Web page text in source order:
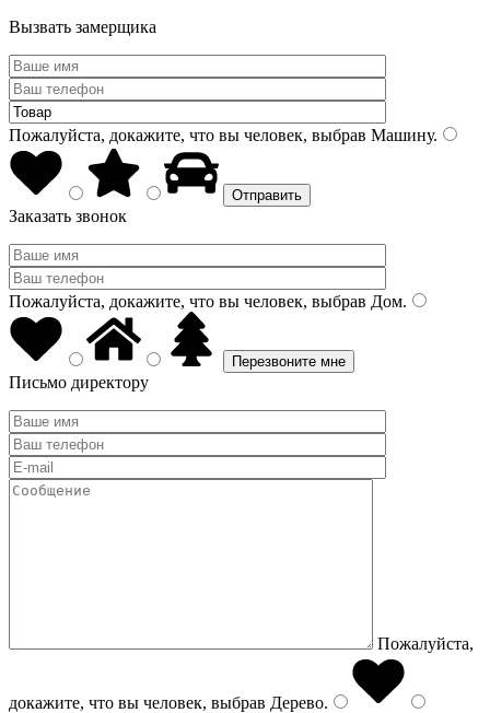
Вызвать замерщика
Пожалуйста, докажите, что вы человек, выбрав Машину.
Заказать звонок
Пожалуйста, докажите, что вы человек, выбрав Дом.
Письмо директору
Пожалуйста,
докажите, что вы человек, выбрав Дерево.